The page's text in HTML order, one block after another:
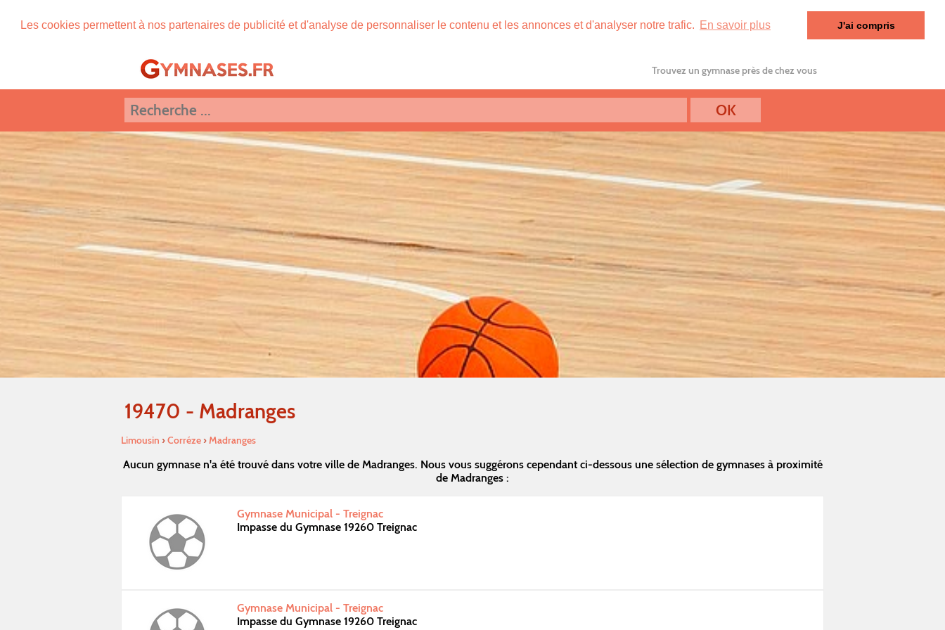
Les cookies permettent à nos partenaires de publicité et d'analyse de personnaliser le contenu et les annonces et d'analyser notre trafic. En savoir plus J'ai compris
Trouvez un gymnase près de chez vous
19470 - Madranges
Limousin ›Corréze›Madranges
Aucun gymnase n'a été trouvé dans votre ville de Madranges. Nous vous suggérons cependant ci-dessous une sélection de gymnases à proximité
de Madranges :
Gymnase Municipal - Treignac
Impasse du Gymnase 19260 Treignac
Gymnase Municipal - Treignac
Impasse du Gymnase 19260 Treignac